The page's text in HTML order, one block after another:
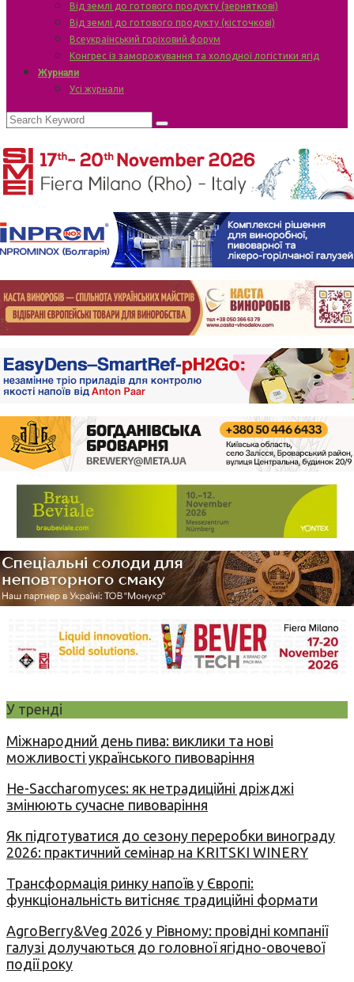
Від землі до готового продукту (зерняткові)
Від землі до готового продукту (кісточкові)
Всеукраїнський горіховий форум
Конгрес із заморожування та холодної логістики ягід
Журнали
Усі журнали
У тренді
Міжнародний день пива: виклики та нові
можливості українського пивоваріння
Не-Saccharomyces: як нетрадиційні дріжджі
змінюють сучасне пивоваріння
Як підготуватися до сезону переробки винограду
2026: практичний семінар на KRITSKI WINERY
Трансформація ринку напоїв у Європі:
функціональність витісняє традиційні формати
AgroBerry&Veg 2026 у Рівному: провідні компанії
галузі долучаються до головної ягідно-овочевої
події року